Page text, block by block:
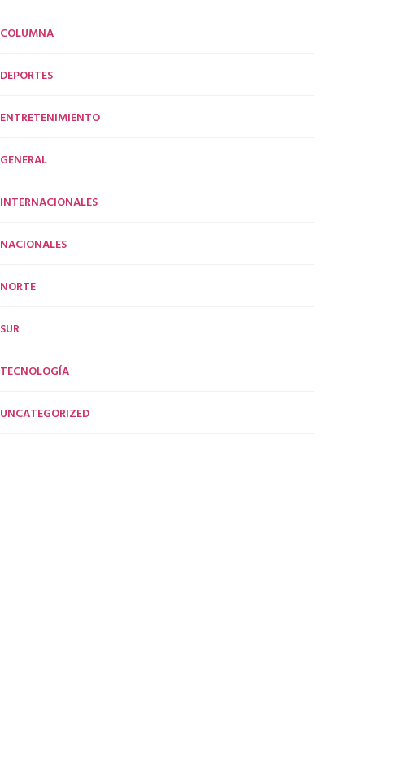
COLUMNA
DEPORTES
ENTRETENIMIENTO
GENERAL
INTERNACIONALES
NACIONALES
NORTE
SUR
TECNOLOGÍA
UNCATEGORIZED